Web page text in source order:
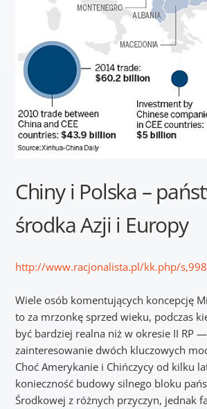
Chiny i Polska –
środka Azji i Europy
http://www.racjonalista.pl/kk.php/
Wiele osób komentujących koncepcję
to za mrzonkę sprzed wieku, podczas
być bardziej realna niż w okresie II RP
zainteresowanie dwóch kluczowych
Choć Amerykanie i Chińczycy od kilku
konieczność budowy silnego bloku
Środkowej z różnych przyczyn, jednak